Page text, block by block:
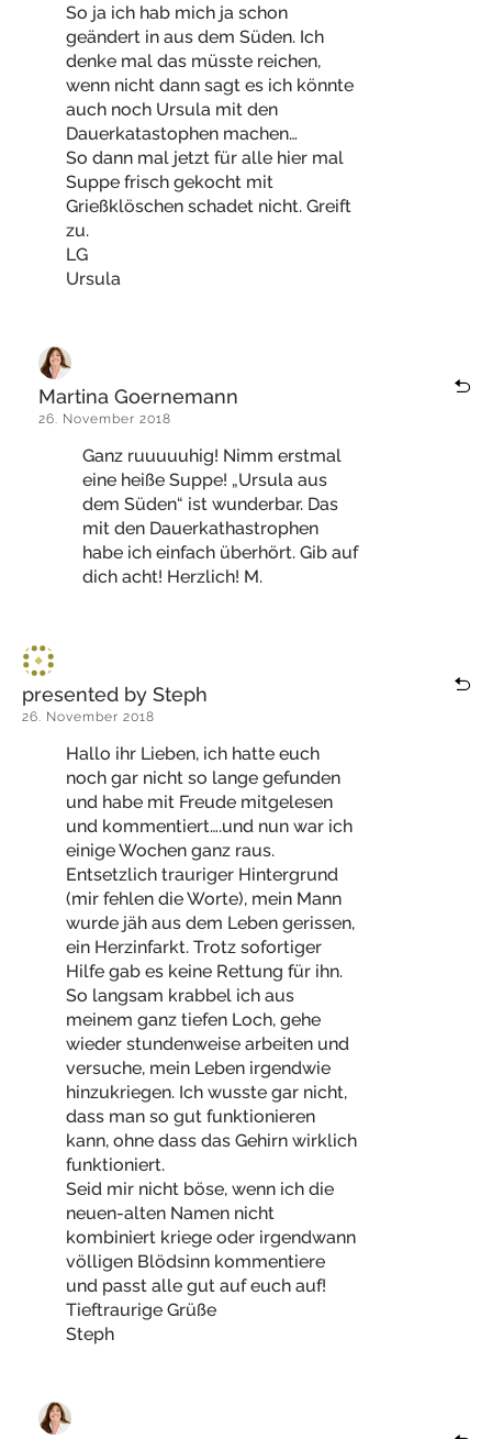
So ja ich hab mich ja schon
geändert in aus dem Süden. Ich
denke mal das müsste reichen,
wenn nicht dann sagt es ich könnte
auch noch Ursula mit den
Dauerkatastophen machen…
So dann mal jetzt für alle hier mal
Suppe frisch gekocht mit
Grießklöschen schadet nicht. Greift
zu.
LG
Ursula
Martina Goernemann
26. November 2018
Ganz ruuuuuhig! Nimm erstmal
eine heiße Suppe! „Ursula aus
dem Süden“ ist wunderbar. Das
mit den Dauerkathastrophen
habe ich einfach überhört. Gib auf
dich acht! Herzlich! M.
presented by Steph
26. November 2018
Hallo ihr Lieben, ich hatte euch
noch gar nicht so lange gefunden
und habe mit Freude mitgelesen
und kommentiert….und nun war ich
einige Wochen ganz raus.
Entsetzlich trauriger Hintergrund
(mir fehlen die Worte), mein Mann
wurde jäh aus dem Leben gerissen,
ein Herzinfarkt. Trotz sofortiger
Hilfe gab es keine Rettung für ihn.
So langsam krabbel ich aus
meinem ganz tiefen Loch, gehe
wieder stundenweise arbeiten und
versuche, mein Leben irgendwie
hinzukriegen. Ich wusste gar nicht,
dass man so gut funktionieren
kann, ohne dass das Gehirn wirklich
funktioniert.
Seid mir nicht böse, wenn ich die
neuen-alten Namen nicht
kombiniert kriege oder irgendwann
völligen Blödsinn kommentiere
und passt alle gut auf euch auf!
Tieftraurige Grüße
Steph